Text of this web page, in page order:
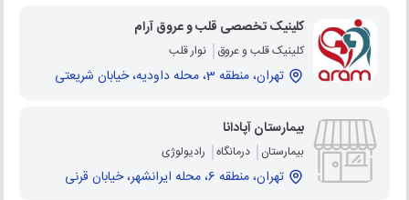
کلینیک تخصصی قلب و عروق آرام
کلینیک قلب و عروق نوار قلب
تهران، منطقه 3، محله داودیه، خیابان شریعتی
بیمارستان آپادانا
بیمارستان درمانگاه رادیولوژی
تهران، منطقه 6، محله ایرانشهر، خیابان قرنی